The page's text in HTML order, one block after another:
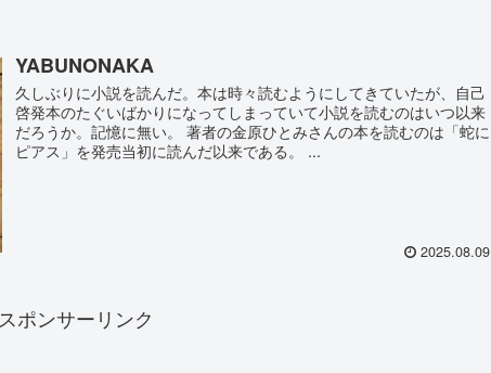
YABUNONAKA
久しぶりに小説を読んだ。本は時々読むようにしてきていたが、自己
啓発本のたぐいばかりになってしまっていて小説を読むのはいつ以来
だろうか。記憶に無い。 著者の金原ひとみさんの本を読むのは「蛇に
ピアス」を発売当初に読んだ以来である。 ...
2025.08.09
スポンサーリンク